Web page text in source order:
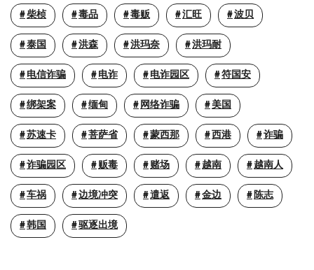
柴桢 毒品 毒贩 汇旺 波贝
泰国 洪森 洪玛奈 洪玛耐
电信诈骗 电诈 电诈园区 符国安
绑架案 缅甸 网络诈骗 美国
苏速卡 菩萨省 蒙西那 西港 诈骗
诈骗园区 贩毒 赌场 越南 越南人
车祸 边境冲突 遣返 金边 陈志
韩国 驱逐出境